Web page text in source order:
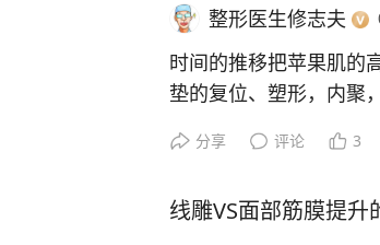
所以，做完面部筋膜提
整形医生修志夫
时间的推移把苹果肌的
垫的复位、塑形，内聚
分享 评论 3
线雕VS面部筋膜提